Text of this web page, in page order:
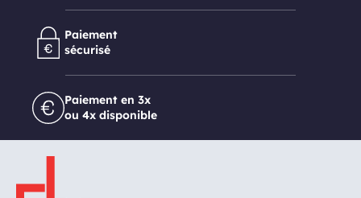
Paiement
sécurisé
Paiement en 3x
ou 4x disponible